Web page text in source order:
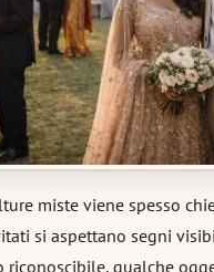
miste viene spesso
si aspettano segni
riconoscibile, qualche